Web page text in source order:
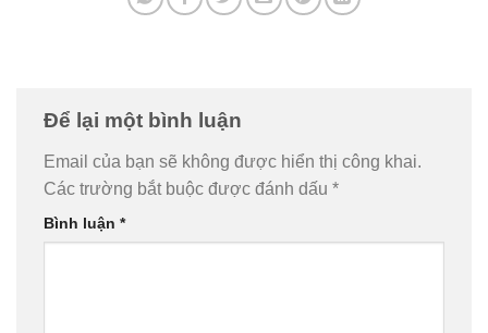
Để lại một bình luận
Email của bạn sẽ không được hiển thị công khai.
Các trường bắt buộc được đánh dấu *
Bình luận *